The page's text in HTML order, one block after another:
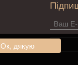
Ок, дякую